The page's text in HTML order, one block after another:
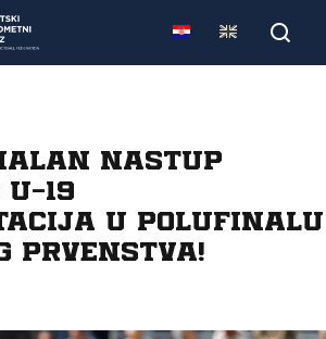
nastup
19
u polufinalu
prvenstva!